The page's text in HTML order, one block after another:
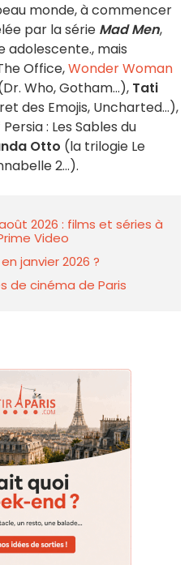
monde, à commencer
par la série Mad Men,
adolescente., mais
Office,Wonder Woman
Who, Gotham...), Tati
des Emojis, Uncharted...),
: Les Sables du
Otto (la trilogie Le
2...).
2026 : films et séries à
Video
janvier 2026 ?
de cinéma de Paris